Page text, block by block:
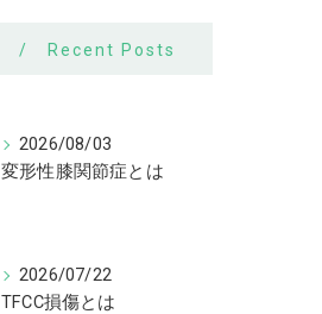
Recent Posts
2026/08/03
変形性膝関節症とは
2026/07/22
TFCC損傷とは